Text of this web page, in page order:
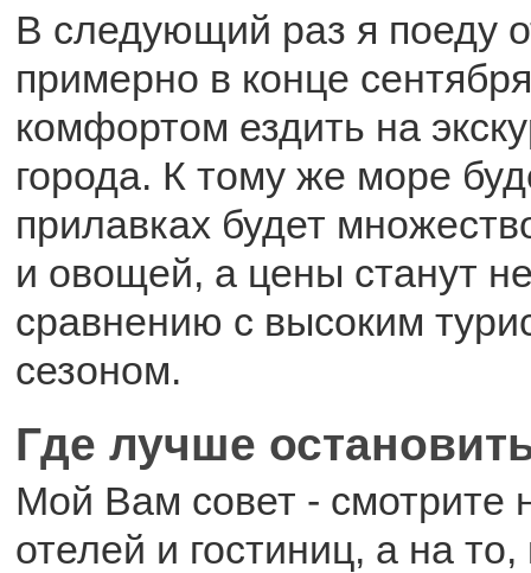
В следующий раз я поеду
примерно в конце
комфортом ездить на
города. К тому же море
прилавках будет
и овощей, а цены станут
сравнению с высоким
сезоном.
Где лучше
Мой Вам совет - смотрите
отелей и гостиниц, а на то,